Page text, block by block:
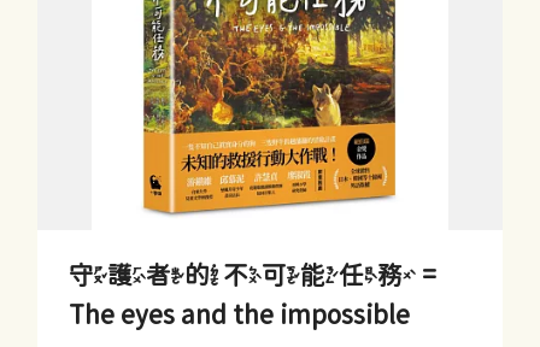
守護者的不可能任務 =
The eyes and the impossible